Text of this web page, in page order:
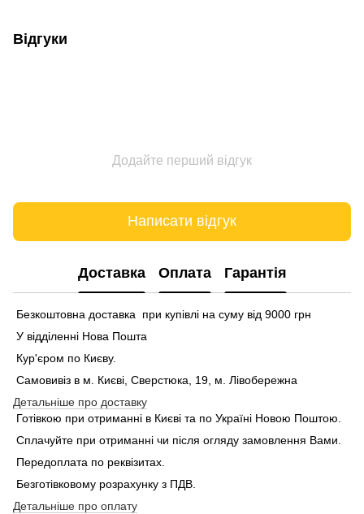
Відгуки
Додайте перший відгук
Написати відгук
Доставка Оплата Гарантія
Безкоштовна доставка при купівлі на суму від 9000 грн
У відділенні Нова Пошта
Кур'єром по Києву.
Самовивіз в м. Києві, Сверстюка, 19, м. Лівобережна
Детальніше про доставку
Готівкою при отриманні в Києві та по Україні Новою Поштою.
Сплачуйте при отриманні чи після огляду замовлення Вами.
Передоплата по реквізитах.
Безготівковому розрахунку з ПДВ.
Детальніше про оплату